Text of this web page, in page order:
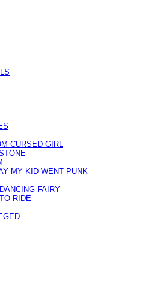
CURSED GIRL
MY KID WENT PUNK
FAIRY
RIDE